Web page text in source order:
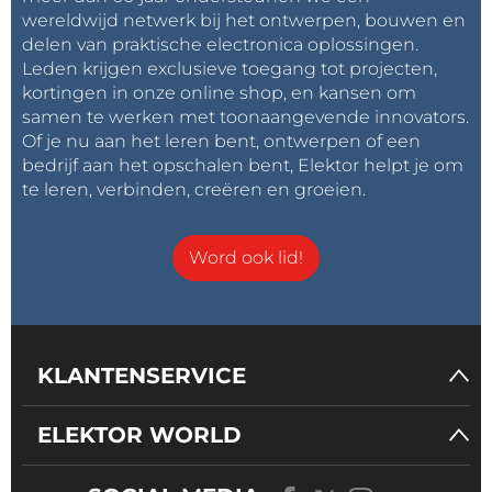
beschermingsklasse IP65 of IP67.
Paneelmontageknop met één stabiele positie.
Micro-schakelaars
Micro-schakelaarszijn vooral bekend bij
ontwikkelingsmodules, waar ze niet alleen dienen als
universele gebruiksknoppen maar ook bijvoorbeeld
vinden zijn in huishoudelijke apparaten, meestal
terug te vinden in vrijwel elk elektronisch apparaat,
wereldwijd netwerk bij het ontwerpen, bouwen en
delen van praktische electronica oplossingen.
Leden krijgen exclusieve toegang tot projecten,
kortingen in onze online shop, en kansen om
samen te werken met toonaangevende innovators.
Of je nu aan het leren bent, ontwerpen of een
bedrijf aan het opschalen bent, Elektor helpt je om
te leren, verbinden, creëren en groeien.
Word ook lid!
KLANTENSERVICE
ELEKTOR WORLD